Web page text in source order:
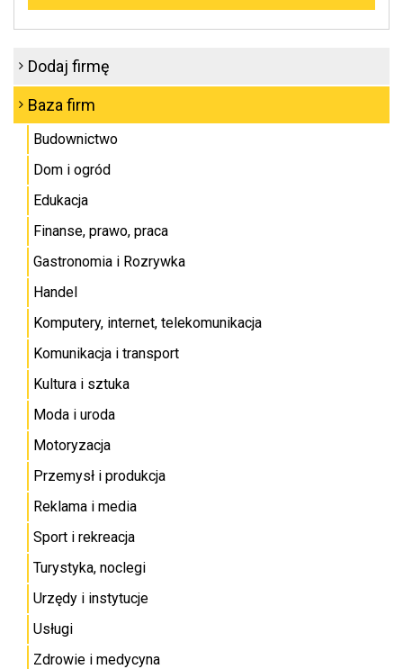
Dodaj firmę
Baza firm
Budownictwo
Dom i ogród
Edukacja
Finanse, prawo, praca
Gastronomia i Rozrywka
Handel
Komputery, internet, telekomunikacja
Komunikacja i transport
Kultura i sztuka
Moda i uroda
Motoryzacja
Przemysł i produkcja
Reklama i media
Sport i rekreacja
Turystyka, noclegi
Urzędy i instytucje
Usługi
Zdrowie i medycyna